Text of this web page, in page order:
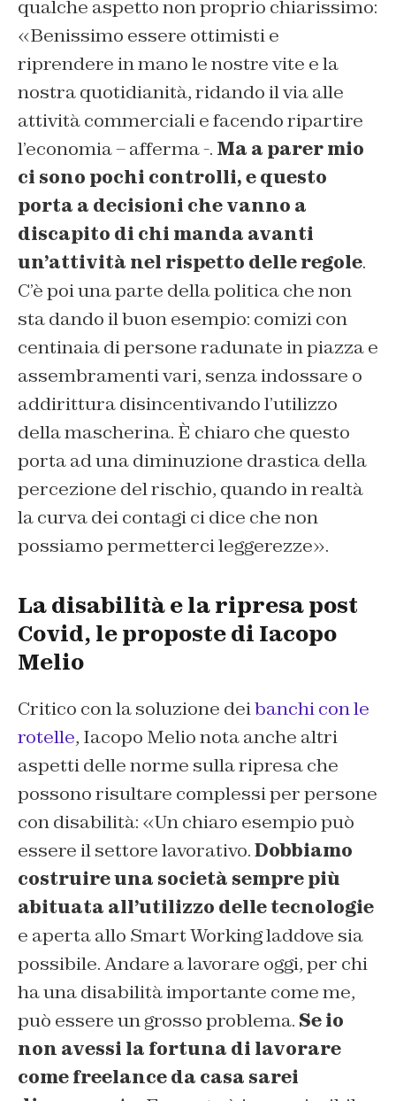
qualche aspetto non proprio chiarissimo:
«Benissimo essere ottimisti e
riprendere in mano le nostre vite e la
nostra quotidianità, ridando il via alle
attività commerciali e facendo ripartire
l’economia – afferma -. Ma a parer mio
ci sono pochi controlli, e questo
porta a decisioni che vanno a
discapito di chi manda avanti
un’attività nel rispetto delle regole.
C’è poi una parte della politica che non
sta dando il buon esempio: comizi con
centinaia di persone radunate in piazza e
assembramenti vari, senza indossare o
addirittura disincentivando l’utilizzo
della mascherina. È chiaro che questo
porta ad una diminuzione drastica della
percezione del rischio, quando in realtà
la curva dei contagi ci dice che non
possiamo permetterci leggerezze».
La disabilità e la ripresa post
Covid, le proposte di Iacopo
Melio
Critico con la soluzione deibanchi con le
rotelle, Iacopo Melio nota anche altri
aspetti delle norme sulla ripresa che
possono risultare complessi per persone
con disabilità: «Un chiaro esempio può
essere il settore lavorativo.Dobbiamo
costruire una società sempre più
abituata all’utilizzo delle tecnologie
e aperta allo Smart Working laddove sia
possibile. Andare a lavorare oggi, per chi
ha una disabilità importante come me,
può essere un grosso problema. Se io
non avessi la fortuna di lavorare
come freelance da casa sarei